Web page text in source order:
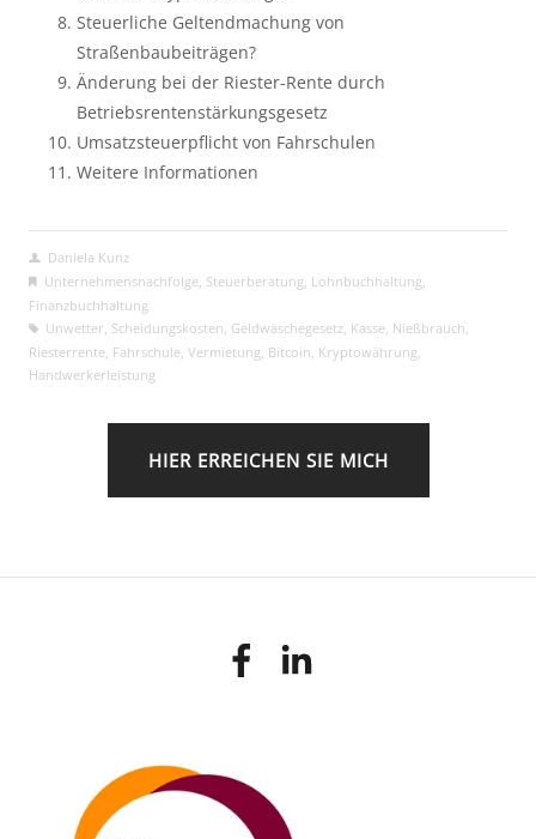
Steuerliche Geltendmachung von
Straßenbaubeiträgen?
Änderung bei der Riester-Rente durch
Betriebsrentenstärkungsgesetz
Umsatzsteuerpflicht von Fahrschulen
Weitere Informationen
Daniela Kunz
Unternehmensnachfolge, Steuerberatung Lohnbuchhaltung
Finanzbuchhaltung
Unwetter Scheidungskosten Geldwäschegesetz, Kasse, Nießbrauch
Riesterrente Fahrschule Vermietung Bitcoin Kryptowährung
Handwerkerleistung
HIER ERREICHEN SIE MICH